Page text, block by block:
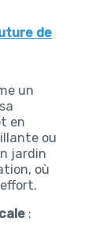
de
un
en
ou
jardin
où
: